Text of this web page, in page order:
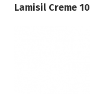
Lamisil Creme